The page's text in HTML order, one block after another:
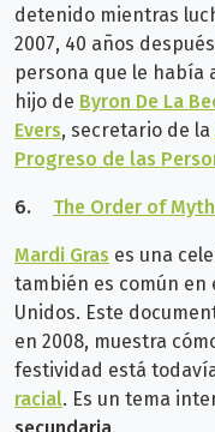
detenido mientras
2007, 40 años
persona que le había
hijo de Byron De La
Evers, secretario de la
Progreso de las
6. The Order of
Mardi Gras es una
también es común en
Unidos. Este
en 2008, muestra
festividad está
racial. Es un tema